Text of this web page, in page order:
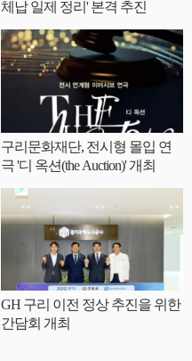
체납 일제 정리' 본격 추진
구리문화재단, 전시형 몰입 연
극 '디 옥션(the Auction)' 개최
GH 구리 이전 정상 추진을 위한
간담회 개최